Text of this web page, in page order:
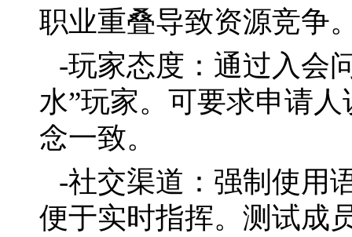
职业重叠导致资源竞争
-玩家态度：通过入会
水”玩家。可要求申请
念一致。
-社交渠道：强制使用
便于实时指挥。测试成